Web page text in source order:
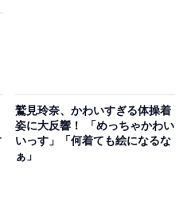
鷲見玲奈、かわいすぎる体操着
姿に大反響！ 「めっちゃかわい
いっす」「何着ても絵になるな
ぁ」